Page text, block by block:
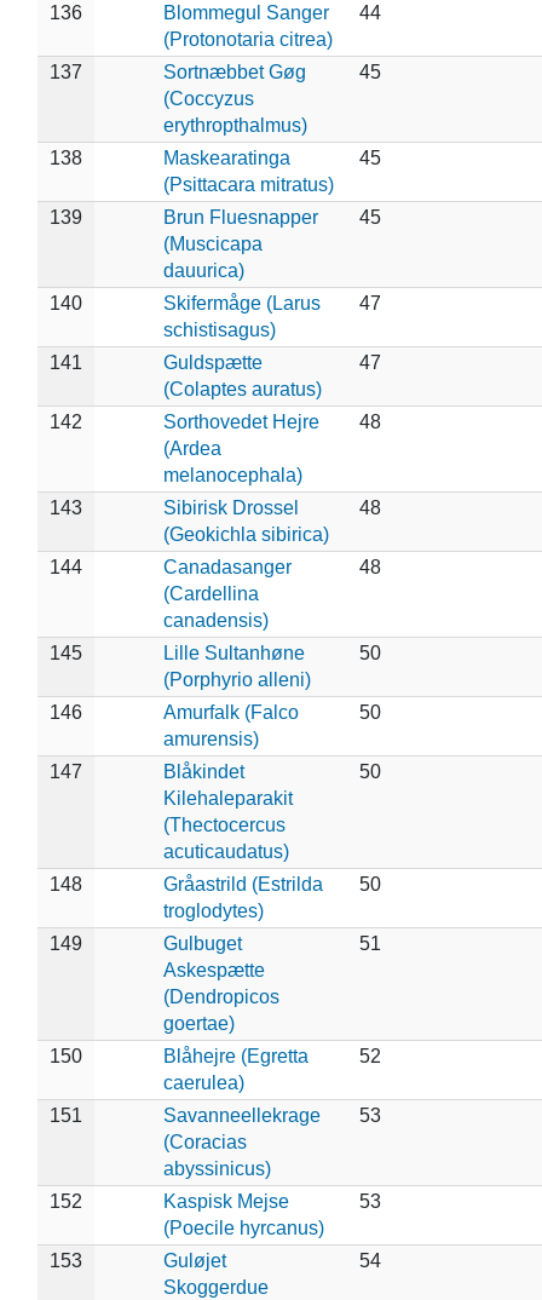
136
Blommegul Sanger
(Protonotaria citrea)
44
137
Sortnæbbet Gøg
(Coccyzus
erythropthalmus)
45
138
Maskearatinga
(Psittacara mitratus)
45
139
Brun Fluesnapper
(Muscicapa
dauurica)
45
140
Skifermåge (Larus
schistisagus)
47
141
Guldspætte
(Colaptes auratus)
47
142
Sorthovedet Hejre
(Ardea
melanocephala)
48
143
Sibirisk Drossel
(Geokichla sibirica)
48
144
Canadasanger
(Cardellina
canadensis)
48
145
Lille Sultanhøne
(Porphyrio alleni)
50
146
Amurfalk (Falco
amurensis)
50
147
Blåkindet
Kilehaleparakit
(Thectocercus
acuticaudatus)
50
148
Gråastrild (Estrilda
troglodytes)
50
149
Gulbuget
Askespætte
(Dendropicos
goertae)
51
150
Blåhejre (Egretta
caerulea)
52
151
Savanneellekrage
(Coracias
abyssinicus)
53
152
Kaspisk Mejse
(Poecile hyrcanus)
53
153
Guløjet
Skoggerdue
54